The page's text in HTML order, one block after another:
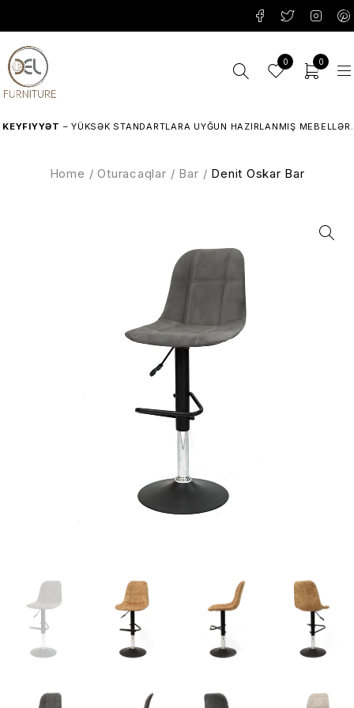
0 0
– YÜKSƏK STANDARTLARA UYĞUN HAZIRLANMIŞ MEBELLƏR.
Home / Oturacaqlar / Bar / Denit Oskar Bar